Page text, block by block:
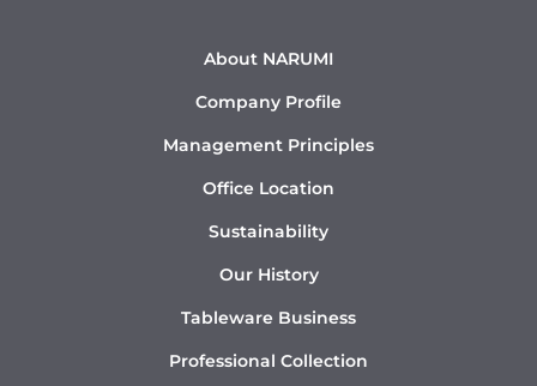
About NARUMI
Company Profile
Management Principles
Office Location
Sustainability
Our History
Tableware Business
Professional Collection